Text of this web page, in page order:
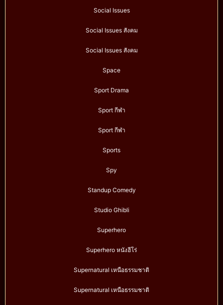
Social Issues
Social Issues สังคม
Social Issues สังคม
Space
Sport Drama
Sport กีฬา
Sport กีฬา
Sports
Spy
Standup Comedy
Studio Ghibli
Superhero
Superhero หนังฮีโร่
Supernatural เหนือธรรมชาติ
Supernatural เหนือธรรมชาติ